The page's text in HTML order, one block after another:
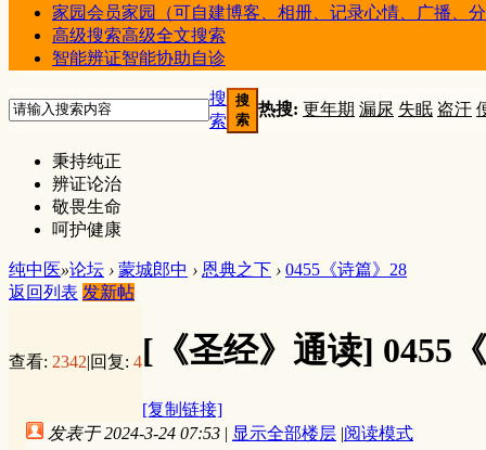
家园会员家园（可自建博客、相册、记录心情、广播、
高级搜索高级全文搜索
智能辨证智能协助自诊
搜
索
搜
索
热搜: 更年期 漏尿 失眠 盗汗
秉持纯正
辨证论治
敬畏生命
呵护健康
纯中医»论坛 › 蒙城郎中 › 恩典之下 › 0455《诗篇》28
返回列表 发新帖
查看: 2342|回复: 4[《圣经》通读] 0455
[复制链接]
发表于 2024-3-24 07:53 | 显示全部楼层 |阅读模式